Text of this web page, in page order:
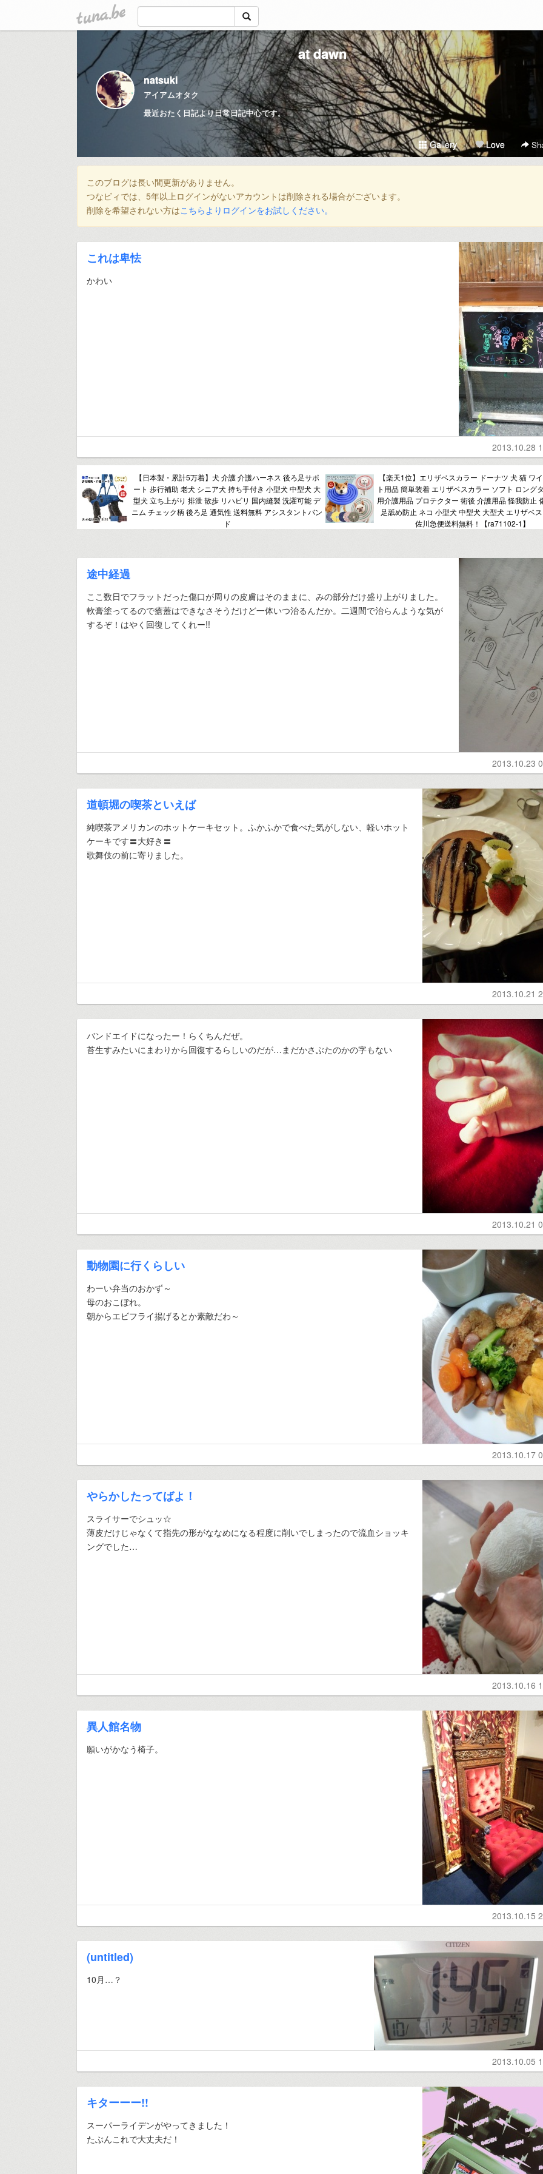
tuna.be
at dawn
natsuki
アイアムオタク
最近おたく日記より日常日記中心です。
Gallery Love
このブログは長い間更新がありません。
つなビィでは、5年以上ログインがないアカウントは削除される場合がございます。
削除を希望されない方はこちらよりログインをお試しください。
これは卑怯
かわい
2013.10.28
【日本製・累計5万着】犬 介護 介護ハーネス 後ろ足サポ
ート 歩行補助 老犬 シニア犬 持ち手付き 小型犬 中型犬 大
型犬 立ち上がり 排泄 散歩 リハビリ 国内縫製 洗濯可能 デ
ニム チェック柄 後ろ足 通気性 送料無料 アシスタントバン
ド
【楽天1位】エリザベスカラー ドーナツ 犬 猫 ワ
ト用品 簡単装着 エリザベスカラー ソフト ロング
用介護用品 プロテクター 術後 介護用品 怪我防止
足舐め防止 ネコ 小型犬 中型犬 大型犬 エリザベ
佐川急便送料無料！【ra71102-1】
途中経過
ここ数日でフラットだった傷口が周りの皮膚はそのままに、みの部分だけ盛り上がりました。
軟膏塗ってるので瘡蓋はできなさそうだけど一体いつ治るんだか。二週間で治らんような気が
するぞ！はやく回復してくれー!!
2013.10.23
道頓堀の喫茶といえば
純喫茶アメリカンのホットケーキセット。ふかふかで食べた気がしない、軽いホット
ケーキです〓大好き〓
歌舞伎の前に寄りました。
2013.10.21
バンドエイドになったー！らくちんだぜ。
苔生すみたいにまわりから回復するらしいのだが…まだかさぶたのかの字もない
2013.10.21
動物園に行くらしい
わーい弁当のおかず～
母のおこぼれ。
朝からエビフライ揚げるとか素敵だわ～
2013.10.17
やらかしたってばよ！
スライサーでシュッ☆
薄皮だけじゃなくて指先の形がななめになる程度に削いでしまったので流血ショッキ
ングでした…
2013.10.16
異人館名物
願いがかなう椅子。
2013.10.15
(untitled)
10月…？
2013.10.05
キターーー!!
スーパーライデンがやってきました！
たぶんこれで大丈夫だ！